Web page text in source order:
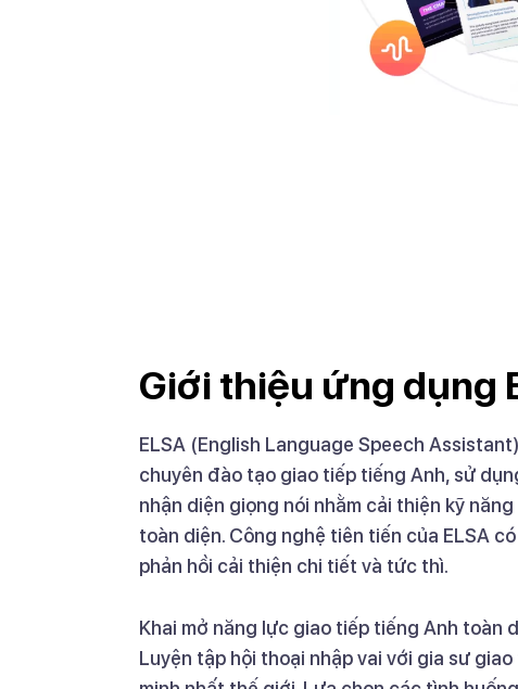
Giới thiệu ứng dụng
ELSA (English Language Speech
chuyên đào tạo giao tiếp tiếng Anh, sử
nhận diện giọng nói nhằm cải thiện kỹ
toàn diện. Công nghệ tiên tiến của ELSA
phản hồi cải thiện chi tiết và tức thì.
Khai mở năng lực giao tiếp tiếng Anh toàn
Luyện tập hội thoại nhập vai với gia sư